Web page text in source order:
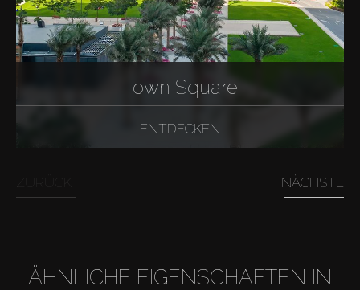
Town Square
ENTDECKEN
NÄCHSTE
ÄHNLICHE EIGENSCHAFTEN IN